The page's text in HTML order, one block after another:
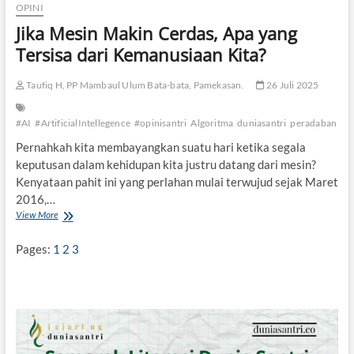
n
?
OPINI
Jika Mesin Makin Cerdas, Apa yang
Tersisa dari Kemanusiaan Kita?
Taufiq H, PP Mambaul Ulum Bata-bata, Pamekasan. 26 Juli 2025
#AI #ArtificialIntellegence #opinisantri Algoritma duniasantri peradaban
Pernahkah kita membayangkan suatu hari ketika segala
keputusan dalam kehidupan kita justru datang dari mesin?
Kenyataan pahit ini yang perlahan mulai terwujud sejak Maret
2016,…
View MoreJ
a
n
M
Pages: 1 2 3